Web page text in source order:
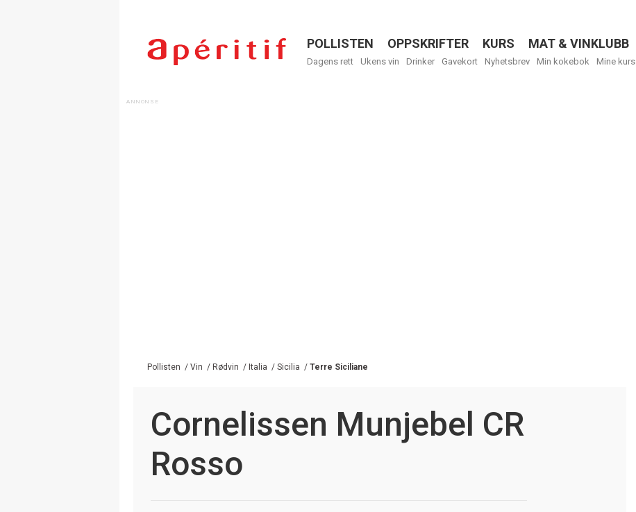
Menu
POLLISTEN OPPSKRIFTER KURS MAT & VINKLUBB
Dagens rett Ukens vin Drinker Gavekort Nyhetsbrev Min kokebok Mine kurs
Pollisten / Vin / Rødvin / Italia / Sicilia / Terre Siciliane
Cornelissen Munjebel CR
Rosso